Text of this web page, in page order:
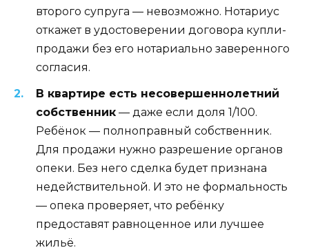
второго супруга — невозможно. Нотариус
откажет в удостоверении договора купли-
продажи без его нотариально заверенного
согласия.
В квартире есть несовершеннолетний
собственник — даже если доля 1/100.
Ребёнок — полноправный собственник.
Для продажи нужно разрешение органов
опеки. Без него сделка будет признана
недействительной. И это не формальность
— опека проверяет, что ребёнку
предоставят равноценное или лучшее
жильё.